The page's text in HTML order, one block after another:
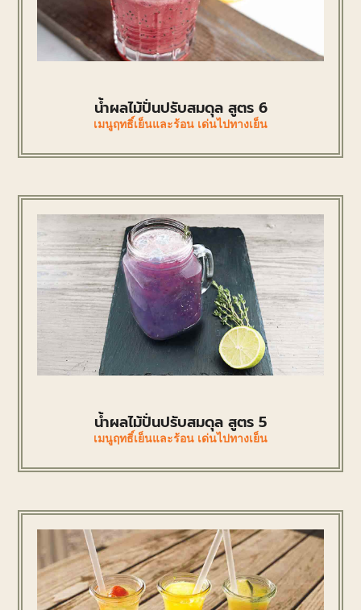
น้ำผลไม้ปั่นปรับสมดุล สูตร 6
เมนูฤทธิ์เย็นและร้อน เด่นไปทางเย็น
น้ำผลไม้ปั่นปรับสมดุล สูตร 5
เมนูฤทธิ์เย็นและร้อน เด่นไปทางเย็น